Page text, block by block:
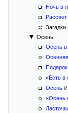
Ночь в
Загадки
Осень
Осень в
Подарок
«Есть в
Осень //
«Осень